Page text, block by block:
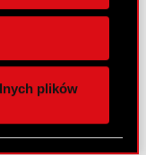
ruch w
korzystasz
z innymi
plików